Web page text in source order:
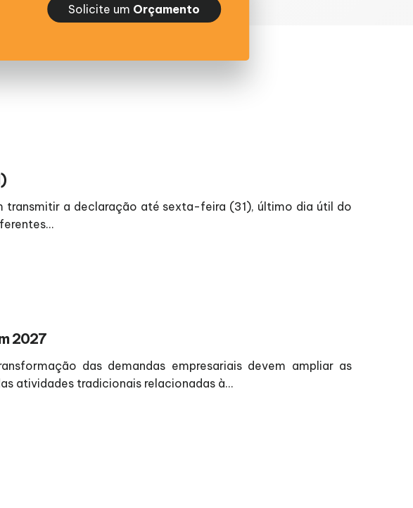
Solicite um Orçamento
transmitir a declaração até sexta-feira (31), último dia útil do
2027
das demandas empresariais devem ampliar as
atividades tradicionais relacionadas à...